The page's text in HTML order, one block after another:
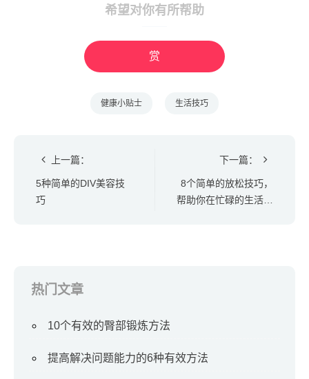
希望对你有所帮助
赏
健康小贴士 生活技巧
上一篇：
5种简单的DIV美容技
巧
下一篇：
8个简单的放松技巧，
帮助你在忙碌的生活中
热门文章
10个有效的臀部锻炼方法
提高解决问题能力的6种有效方法